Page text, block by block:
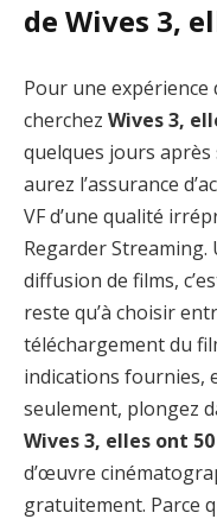
de Wives 3,
Pour une
cherchez Wives 3,
quelques jours après
aurez l’assurance
VF d’une qualité
Regarder
diffusion de films,
reste qu’à choisir
téléchargement du
indications fournies,
seulement, plongez
Wives 3, elles ont
d’œuvre
gratuitement. Parce